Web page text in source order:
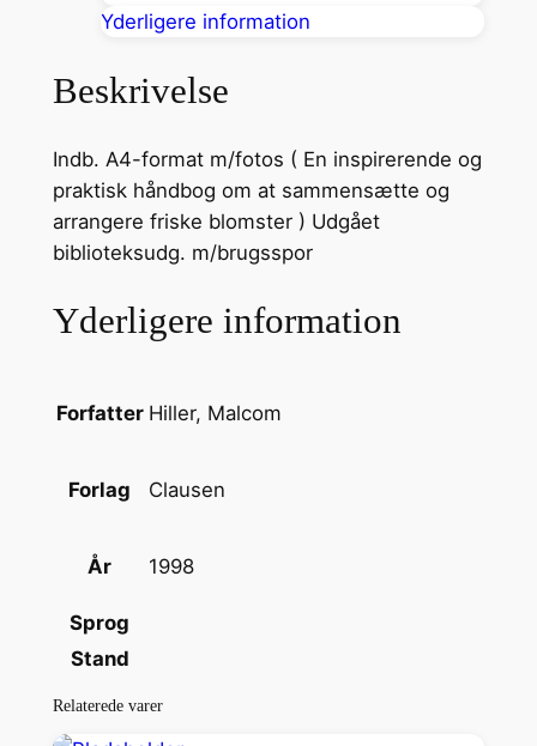
e
r
A
r
r
a
g
e
k
e
Yderligere information
Beskrivelse
Indb. A4-format m/fotos ( En inspirerende og
praktisk håndbog om at sammensætte og
arrangere friske blomster ) Udgået
biblioteksudg. m/brugsspor
Yderligere information
Forfatter Hiller, Malcom
Forlag Clausen
År 1998
Sprog
Stand
Relaterede varer